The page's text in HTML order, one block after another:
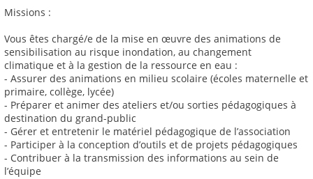
Missions :
Vous êtes chargé/e de la mise en œuvre des animations de
sensibilisation au risque inondation, au changement
climatique et à la gestion de la ressource en eau :
- Assurer des animations en milieu scolaire (écoles maternelle et
primaire, collège, lycée)
- Préparer et animer des ateliers et/ou sorties pédagogiques à
destination du grand-public
- Gérer et entretenir le matériel pédagogique de l’association
- Participer à la conception d’outils et de projets pédagogiques
- Contribuer à la transmission des informations au sein de
l’équipe